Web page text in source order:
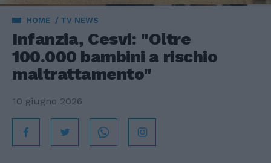
HOME TV NEWS
Infanzia, Cesvi: "Oltre
100.000 bambini a rischio
maltrattamento"
10 giugno 2026